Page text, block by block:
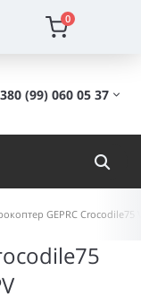
0
(99) 060 05 37
GEPRC Crocodile75